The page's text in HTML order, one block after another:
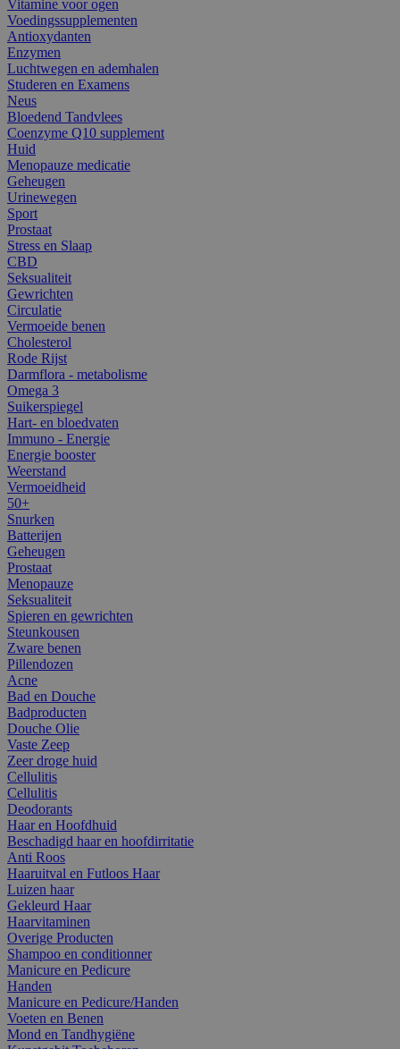
Vitamine voor ogen
Voedingssupplementen
Antioxydanten
Enzymen
Luchtwegen en ademhalen
Studeren en Examens
Neus
Bloedend Tandvlees
Coenzyme Q10 supplement
Huid
Menopauze medicatie
Geheugen
Urinewegen
Sport
Prostaat
Stress en Slaap
CBD
Seksualiteit
Gewrichten
Circulatie
Vermoeide benen
Cholesterol
Rode Rijst
Darmflora - metabolisme
Omega 3
Suikerspiegel
Hart- en bloedvaten
Immuno - Energie
Energie booster
Weerstand
Vermoeidheid
50+
Snurken
Batterijen
Geheugen
Prostaat
Menopauze
Seksualiteit
Spieren en gewrichten
Steunkousen
Zware benen
Pillendozen
Acne
Bad en Douche
Badproducten
Douche Olie
Vaste Zeep
Zeer droge huid
Cellulitis
Cellulitis
Deodorants
Haar en Hoofdhuid
Beschadigd haar en hoofdirritatie
Anti Roos
Haaruitval en Futloos Haar
Luizen haar
Gekleurd Haar
Haarvitaminen
Overige Producten
Shampoo en conditionner
Manicure en Pedicure
Handen
Manicure en Pedicure/Handen
Voeten en Benen
Mond en Tandhygiëne